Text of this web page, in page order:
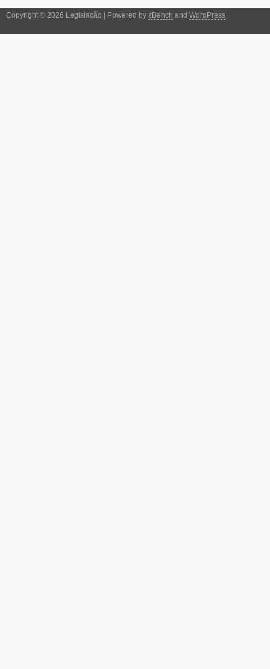
Copyright © 2026 Legislação | Powered by zBench and WordPress